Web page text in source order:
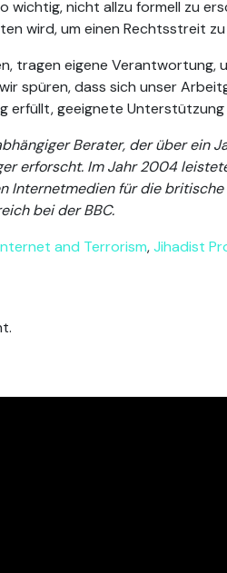
wichtig, nicht allzu formell zu
wird, um einen Rechtsstreit zu
tragen eigene Verantwortung,
spüren, dass sich unser
erfüllt, geeignete Unterstützung
Berater, der über ein
erforscht. Im Jahr 2004
Internetmedien für die
bei der BBC.
and Terrorism,Jihadist